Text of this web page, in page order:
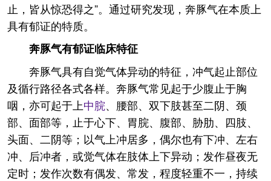
止，皆从惊恐得之”。通过研究发现，奔豚气在本质上
具有郁证的特质。
奔豚气有郁证临床特征
奔豚气具有自觉气体异动的特征，冲气起止部位
及循行路径各式各样。奔豚气常见起于少腹止于胸
咽，亦可起于上中脘、腰部、双下肢甚至二阴、颈
部、面部等，止于心下、胃脘、腹部、胁肋、四肢、
头面、二阴等；以气上冲居多，偶尔也有下冲、左右
冲、后冲者，或觉气体在肢体上下异动；发作昼夜无
定时；发作次数有偶发、常发，程度轻重不一，持续